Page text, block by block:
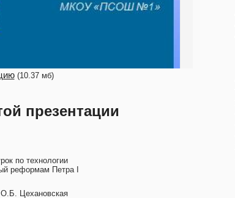
(10.37 мб)
презентации
по технологии
реформам Петра I
О.Б. Цехановская